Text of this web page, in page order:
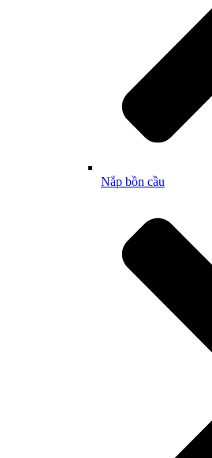
Nắp bồn cầu